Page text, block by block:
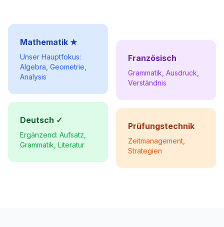
Mathematik ★
Unser Hauptfokus:
Algebra, Geometrie,
Analysis
Deutsch ✓
Ergänzend: Aufsatz,
Grammatik, Literatur
Französisch
Grammatik, Ausdruck,
Verständnis
Prüfungstechnik
Zeitmanagement,
Strategien